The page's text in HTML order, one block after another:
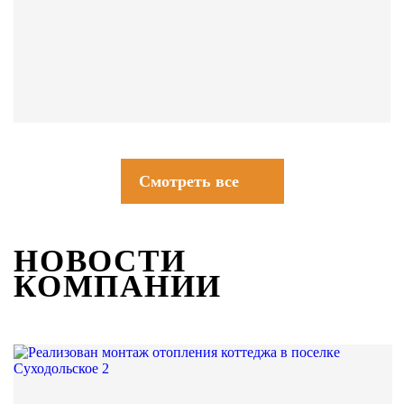
Смотреть все
НОВОСТИ
КОМПАНИИ